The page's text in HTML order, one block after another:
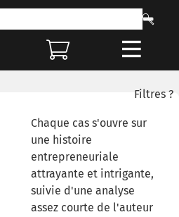
Filtres ?
Chaque cas s'ouvre sur
une histoire
entrepreneuriale
attrayante et intrigante,
suivie d'une analyse
assez courte de l'auteur